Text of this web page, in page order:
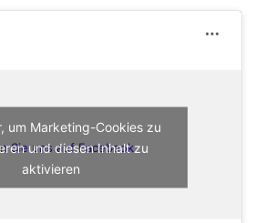
Sie uns auf Facebook
um Marketing-Cookies zu
und diesen Inhalt zu
aktivieren